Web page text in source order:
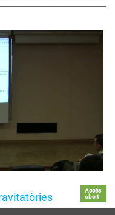
Accés
obert